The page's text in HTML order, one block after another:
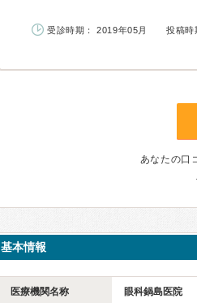
受診時期： 2019年05月 投稿時
あなたの口
基本情報
医療機関名称 眼科鍋島医院